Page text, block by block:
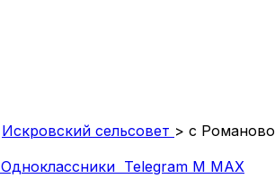
Искровский сельсовет > с Романово
Одноклассники Telegram M MAX